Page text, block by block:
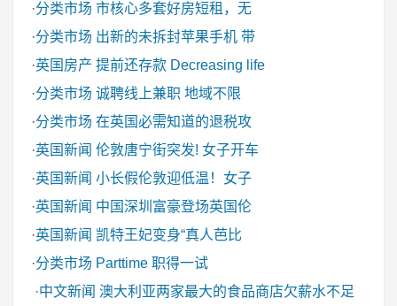
·分类市场 市核心多套好房短租，无
·分类市场 出新的未拆封苹果手机 带
·英国房产 提前还存款 Decreasing life
·分类市场 诚聘线上兼职 地域不限
·分类市场 在英国必需知道的退税攻
·英国新闻 伦敦唐宁街突发! 女子开车
·英国新闻 小长假伦敦迎低温！女子
·英国新闻 中国深圳富豪登场英国伦
·英国新闻 凯特王妃变身“真人芭比
·分类市场 Parttime 职得一试
·中文新闻 澳大利亚两家最大的食品商店欠薪水不足